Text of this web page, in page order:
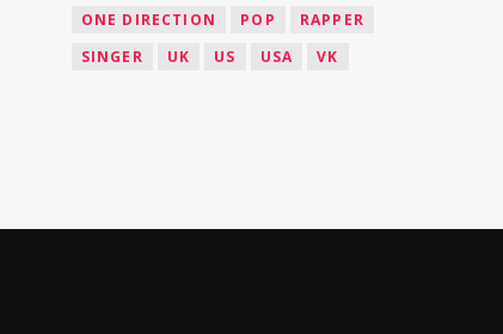
ONE DIRECTION
POP
RAPPER
SINGER
UK US USA VK